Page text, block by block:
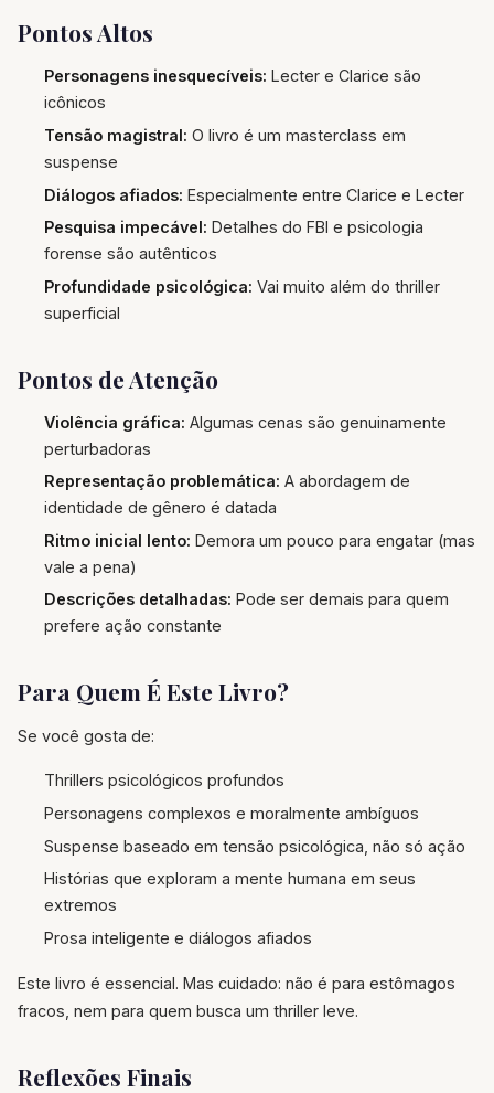
Pontos Altos
Personagens inesquecíveis: Lecter e Clarice são
icônicos
Tensão magistral: O livro é um masterclass em
suspense
Diálogos afiados: Especialmente entre Clarice e Lecter
Pesquisa impecável: Detalhes do FBI e psicologia
forense são autênticos
Profundidade psicológica: Vai muito além do thriller
superficial
Pontos de Atenção
Violência gráfica: Algumas cenas são genuinamente
perturbadoras
Representação problemática: A abordagem de
identidade de gênero é datada
Ritmo inicial lento: Demora um pouco para engatar (mas
vale a pena)
Descrições detalhadas: Pode ser demais para quem
prefere ação constante
Para Quem É Este Livro?
Se você gosta de:
Thrillers psicológicos profundos
Personagens complexos e moralmente ambíguos
Suspense baseado em tensão psicológica, não só ação
Histórias que exploram a mente humana em seus
extremos
Prosa inteligente e diálogos afiados
Este livro é essencial. Mas cuidado: não é para estômagos
fracos, nem para quem busca um thriller leve.
Reflexões Finais